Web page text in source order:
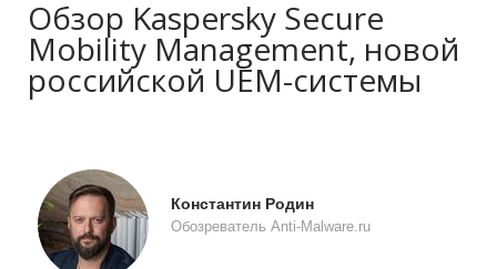
Обзор Kaspersky Secure
Mobility Management, новой
российской UEM-системы
Константин Родин
Обозреватель Anti-Malware.ru